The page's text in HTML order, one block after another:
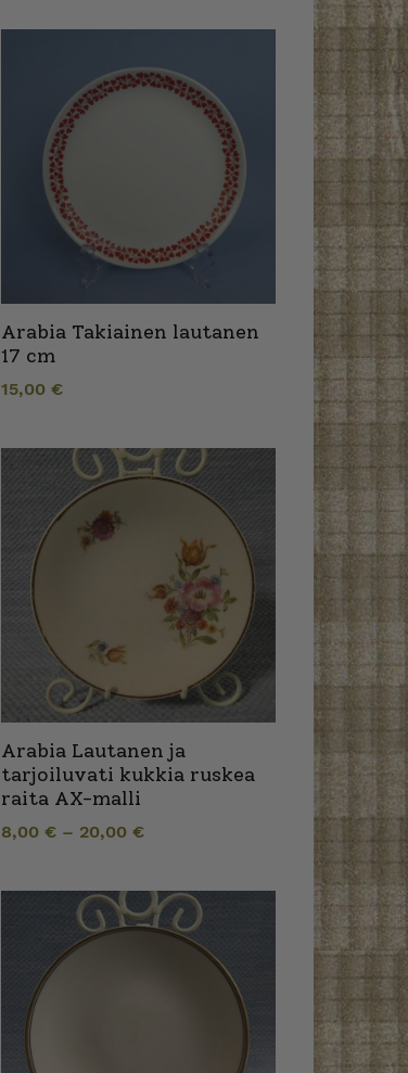
Arabia Takiainen lautanen
17 cm
15,00 €
Arabia Lautanen ja
tarjoiluvati kukkia ruskea
raita AX-malli
8,00 €– 20,00 €